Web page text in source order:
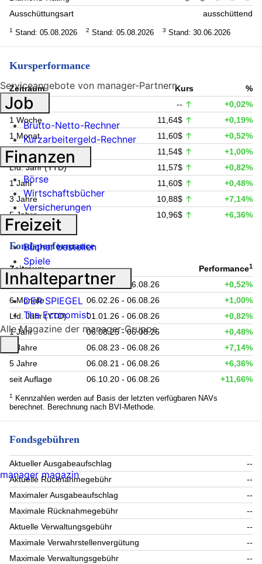
Ausschüttungsart
ausschüttend
1 Stand: 05.08.2026 2 Stand: 05.08.2026 3 Stand: 30.06.2026
Kursperformance
Zeitraum Kurs
%
1 Tag
--
+0,02%
1 Woche
11,64$
+0,19%
1 Monat
11,60$
+0,52%
6 Monate
11,54$
+1,00%
Lfd. Jahr (YTD)
11,57$
+0,82%
1 Jahr
11,60$
+0,48%
3 Jahre
10,88$
+7,14%
5 Jahre
10,96$ +6,36%
Fondsperformance
Zeitraum Performance1
1 Monat 06.07.26 - 06.08.26
+0,52%
6 Monate
06.02.26 - 06.08.26
+1,00%
Lfd. Jahr (YTD)
01.01.26 - 06.08.26
+0,82%
1 Jahr
06.08.25 - 06.08.26
+0,48%
3 Jahre
06.08.23 - 06.08.26
+7,14%
5 Jahre
06.08.21 - 06.08.26
+6,36%
seit Auflage
06.10.20 - 06.08.26 +11,66%
1
Kennzahlen werden auf Basis der letzten verfügbaren NAVs
berechnet. Berechnung nach BVI-Methode.
Fondsgebühren
Aktueller Ausgabeaufschlag
--
Aktuelle Rücknahmegebühr
--
Maximaler Ausgabeaufschlag
--
Maximale Rücknahmegebühr
--
Aktuelle Verwaltungsgebühr
--
Maximale Verwahrstellenvergütung
--
Maximale Verwaltungsgebühr
--
Serviceangebote von manager-Partnern
Job
Brutto-Netto-Rechner
Kurzarbeitergeld-Rechner
Finanzen
Börse
Wirtschaftsbücher
Versicherungen
Freizeit
Bücher bestellen
Spiele
Inhaltepartner
DER SPIEGEL
The Economist
Alle Magazine der manager-Gruppe
manager magazin